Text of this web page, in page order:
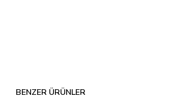
BENZER ÜRÜNLER